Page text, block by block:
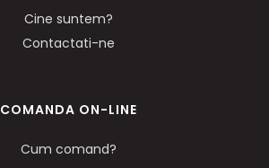
Cine suntem?
Contactati-ne
COMANDA ON-LINE
Cum comand?